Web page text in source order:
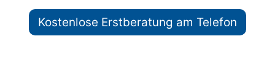
Kostenlose Erstberatung am Telefon